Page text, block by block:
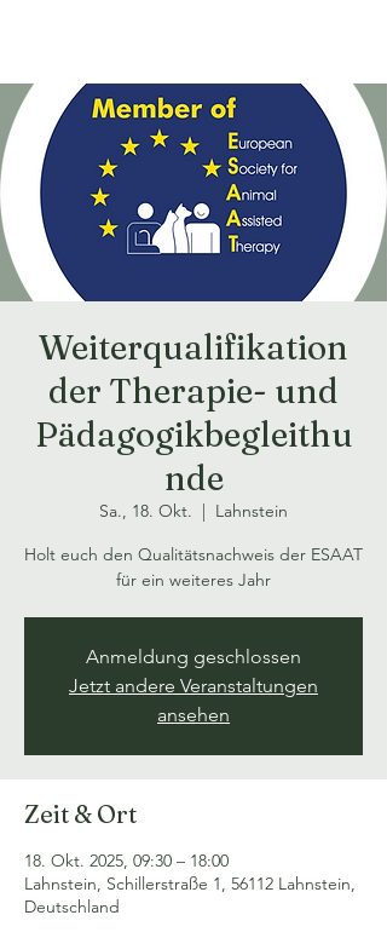
Weiterqualifikation
der Therapie- und
Pädagogikbegleithu
nde
Sa., 18. Okt.
  |
Lahnstein
Holt euch den Qualitätsnachweis der ESAAT
für ein weiteres Jahr
Anmeldung geschlossen
Jetzt andere Veranstaltungen
ansehen
Zeit & Ort
18. Okt. 2025, 09:30 – 18:00
Lahnstein, Schillerstraße 1, 56112 Lahnstein,
Deutschland